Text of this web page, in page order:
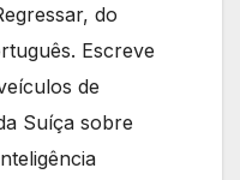
do
Escreve
de
Suíça sobre